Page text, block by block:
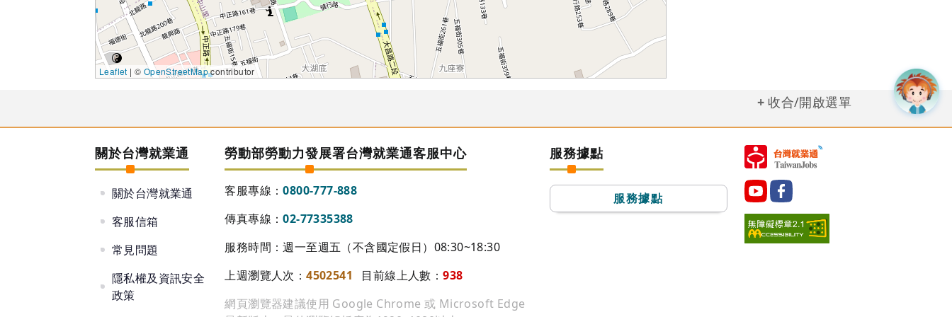
Leaflet | © OpenStreetMapcontributor
收合/開啟選單
關於台灣就業通
關於台灣就業通
客服信箱
常見問題
隱私權及資訊安全
政策
勞動部勞動力發展署台灣就業通客服中心
客服專線：0800-777-888
傳真專線：02-77335388
服務時間：週一至週五（不含國定假日）08:30~18:30
上週瀏覽人次：4502541 目前線上人數：938
網頁瀏覽器建議使用 Google Chrome 或 Microsoft Edge
84
服務據點
服務據點